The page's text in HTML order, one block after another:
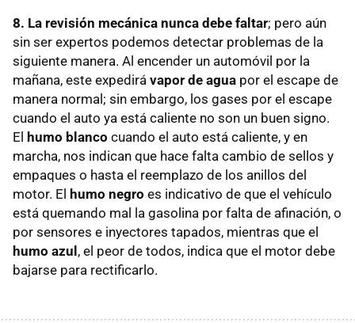
8. La revisión mecánica nunca debe faltar; pero aún
sin ser expertos podemos detectar problemas de la
siguiente manera. Al encender un automóvil por la
mañana, este expedirá vapor de agua por el escape de
manera normal; sin embargo, los gases por el escape
cuando el auto ya está caliente no son un buen signo.
El humo blanco cuando el auto está caliente, y en
marcha, nos indican que hace falta cambio de sellos y
empaques o hasta el reemplazo de los anillos del
motor. El humo negro es indicativo de que el vehículo
está quemando mal la gasolina por falta de afinación, o
por sensores e inyectores tapados, mientras que el
humo azul, el peor de todos, indica que el motor debe
bajarse para rectificarlo.